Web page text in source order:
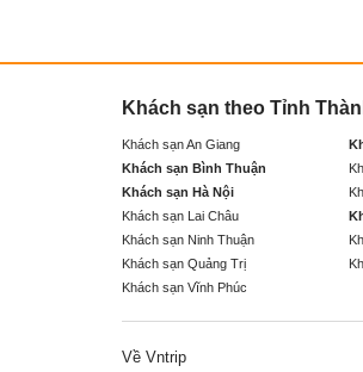
Khách sạn theo Tỉnh
Khách sạn An Giang
Khách sạn Bình Thuận
Khách sạn Hà Nội
Khách sạn Lai Châu
Khách sạn Ninh Thuận
Khách sạn Quảng Trị
Khách sạn Vĩnh Phúc
Về Vntrip